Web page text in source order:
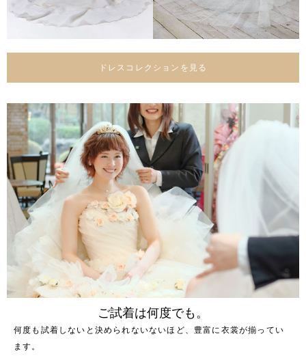
ドレスコレクションを見る
ご試着は何度でも。
何度も試着しないと決められないないほど、豊富に衣裳が揃ってい
ます。